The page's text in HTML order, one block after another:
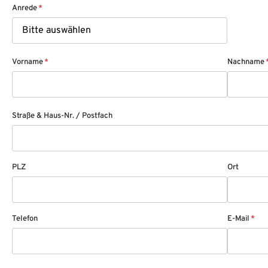
Anrede*
Vorname* Nachname
Straße & Haus-Nr. / Postfach
PLZ Ort
Telefon E-Mail *